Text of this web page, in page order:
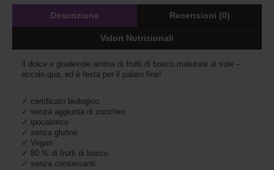
Descrizione Recensioni (0)
Valori Nutrizionali
Il dolce e gradevole aroma di frutti di bosco maturate al sole –
eccolo qua, ed è festa per il palato fine!
✓ certificato biologico
✓ senza aggiunta di zuccheri
✓ ipocalorico
✓ senza glutine
✓ Vegan
✓ 80 % di frutti di bosco
✓ senza conservanti